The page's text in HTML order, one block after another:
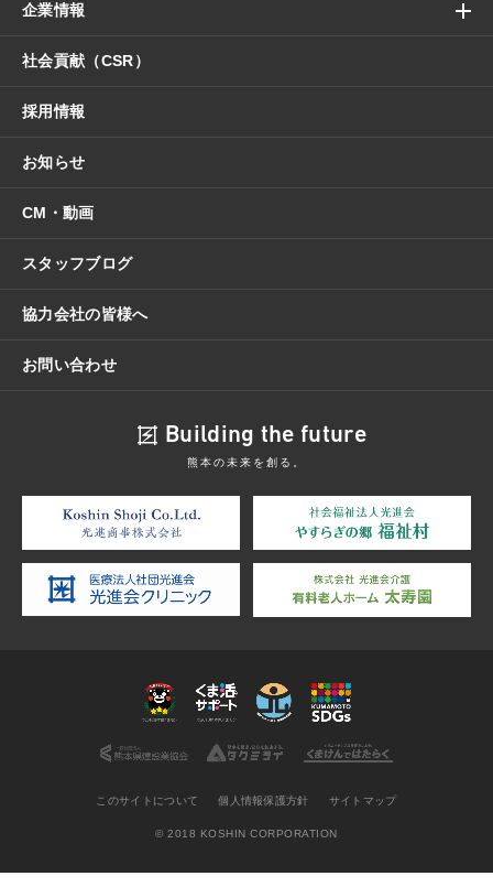
企業情報
社会貢献（CSR）
採用情報
お知らせ
CM・動画
スタッフブログ
協力会社の皆様へ
お問い合わせ
Building the future
熊本の未来を創る。
このサイトについて 個人情報保護方針 サイトマップ
© 2018 KOSHIN CORPORATION